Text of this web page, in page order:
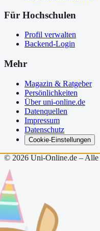
Für Hochschulen
Profil verwalten
Backend-Login
Mehr
Magazin & Ratgeber
Persönlichkeiten
Über uni-online.de
Datenquellen
Impressum
Datenschutz
Cookie-Einstellungen
© 2026 Uni-Online.de – Alle